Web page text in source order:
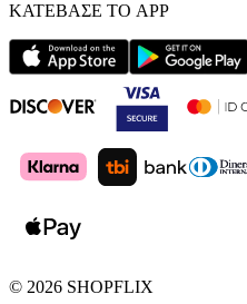
ΚΑΤΕΒΑΣΕ ΤΟ APP
© 2026 SHOPFLIX